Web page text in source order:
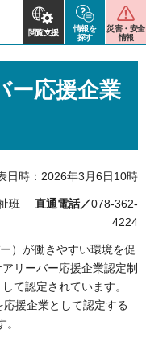
閲覧支援
情報を
探す
災害・安全
情報
ー応援企業
日時：2026年3月6日10時
祉班 直通電話／078-362-
4224
）が働きやすい環境を促
リーバー応援企業認定制
て認定されています。
援企業として認定する